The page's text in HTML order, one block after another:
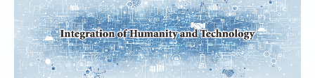
ニュース
お問合せ